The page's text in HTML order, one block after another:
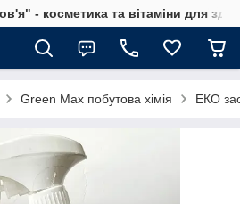
- косметика та вітаміни для
Green Max побутова хімія EКО